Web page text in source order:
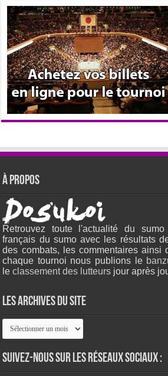
À propos
Retrouvez toute l'actualité du
français du sumo avec les résultats
des combats, les commentaires ainsi
chaque tournoi nous publions le
leclassement des lutteurs jour après
Les archives du site
Les
archives
site
Suivez-nous sur les réseaux sociaux :